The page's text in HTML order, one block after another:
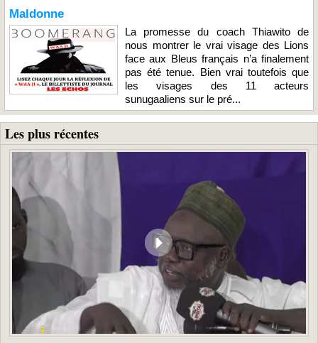
Maldonne
La promesse du coach Thiawito de
nous montrer le vrai visage des Lions
face aux Bleus français n’a finalement
pas été tenue. Bien vrai toutefois que
les visages des 11 acteurs
sunugaaliens sur le pré...
Les plus récentes